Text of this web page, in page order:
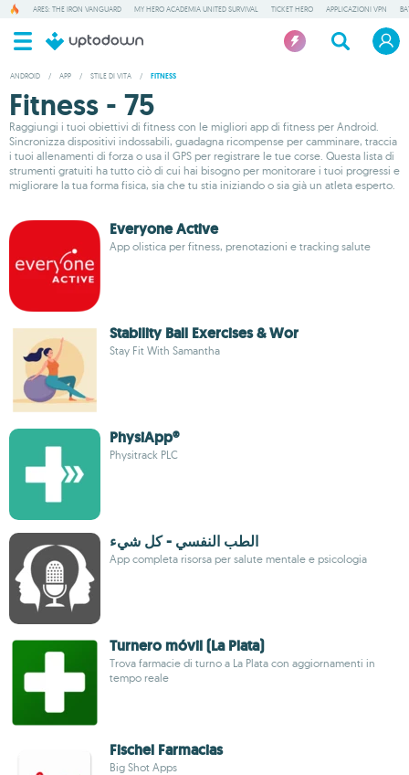
ARES: THE IRON VANGUARD MY HERO ACADEMIA UNITED SURVIVAL TICKET HERO APPLICAZIONI VPN
ANDROID / APP / STILE DI VITA / FITNESS
Fitness - 75
Raggiungi i tuoi obiettivi di fitness con le migliori app di fitness per Android.
Sincronizza dispositivi indossabili, guadagna ricompense per camminare, traccia
i tuoi allenamenti di forza o usa il GPS per registrare le tue corse. Questa lista di
strumenti gratuiti ha tutto ciò di cui hai bisogno per monitorare i tuoi progressi e
migliorare la tua forma fisica, sia che tu stia iniziando o sia già un atleta esperto.
Everyone Active
App olistica per fitness, prenotazioni e tracking salute
Stability Ball Exercises & Wor
Stay Fit With Samantha
PhysiApp®
Physitrack PLC
الطب النفسي - كل شيء
App completa risorsa per salute mentale e psicologia
Turnero móvil (La Plata)
Trova farmacie di turno a La Plata con aggiornamenti in
tempo reale
Fischel Farmacias
Big Shot Apps